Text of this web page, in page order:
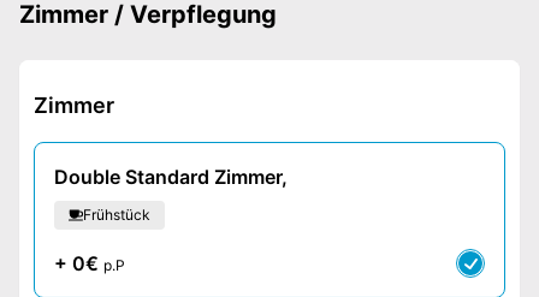
Zimmer / Verpflegung
Zimmer
Double Standard Zimmer,
Frühstück
+ 0€ p.P